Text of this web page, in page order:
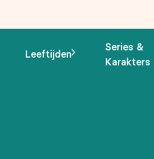
Leeftijden
Series &
Karakters